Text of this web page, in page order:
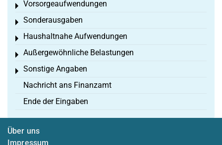
Vorsorgeaufwendungen
Toggle menu
Sonderausgaben
Toggle menu
Haushaltnahe Aufwendungen
Toggle menu
Außergewöhnliche Belastungen
Toggle menu
Sonstige Angaben
Toggle menu
Nachricht ans Finanzamt
Ende der Eingaben
Über uns
Impressum